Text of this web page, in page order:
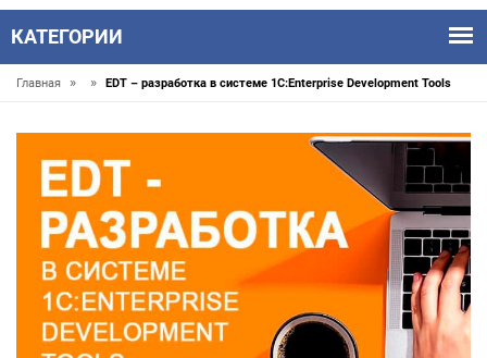
КАТЕГОРИИ
Главная » » EDT – разработка в системе 1C:Enterprise Development Tools